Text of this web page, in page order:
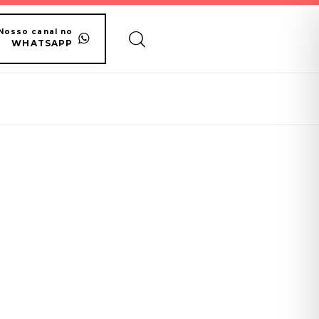
canal no
WHATSAPP